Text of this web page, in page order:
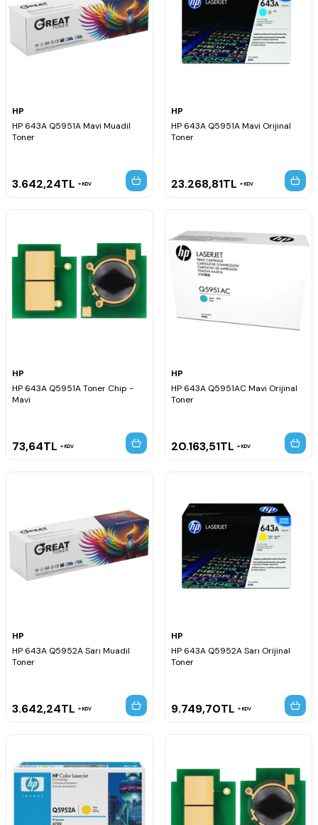
HP
HP 643A Q5951A Mavi Muadil
Toner
3.642,24TL KDV
HP
HP 643A Q5951A Mavi Orijinal
Toner
23.268,81TL KDV
HP
HP 643A Q5951A Toner Chip -
Mavi
73,64TL KDV
HP
HP 643A Q5951AC Mavi Orijinal
Toner
20.163,51TL KDV
HP
HP 643A Q5952A Sarı Muadil
Toner
3.642,24TL KDV
HP
HP 643A Q5952A Sarı Orijinal
Toner
9.749,70TL KDV